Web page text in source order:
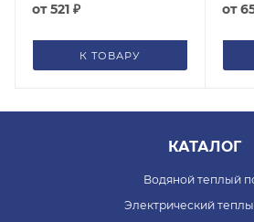
от521 ₽
К ТОВАРУ
от
КАТАЛОГ
Водяной теплый
Электрический